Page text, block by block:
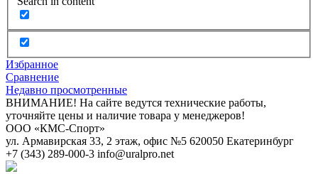
Избранное
Сравнение
Недавно просмотренные
ВНИМАНИЕ! На сайте ведутся технические работы,
уточняйте цены и наличие товара у менеджеров!
ООО «КМС-Спорт»
ул. Армавирская 33, 2 этаж, офис №5 620050 Екатеринбург
+7 (343) 289-000-3 info@uralpro.net